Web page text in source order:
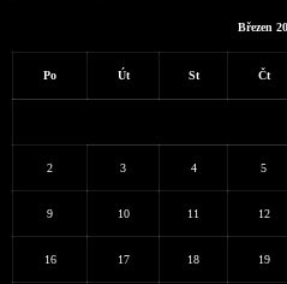
Březen
Po Út St Čt
2 3 4 5
9 10 11 12
16 17 18 19